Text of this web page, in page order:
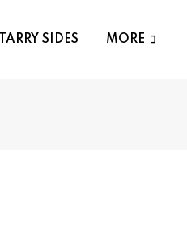
SIDES MORE